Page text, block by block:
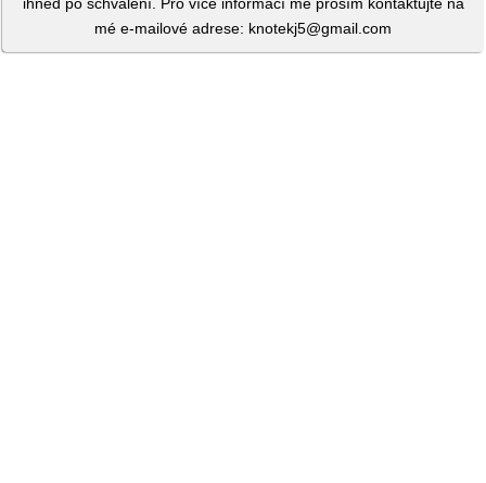
mé e-mailové adrese: knotekj5@gmail.com